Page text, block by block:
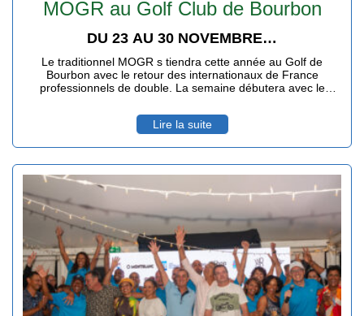
MOGR au Golf Club de Bourbon
DU 23 AU 30 NOVEMBRE…
Le traditionnel MOGR s tiendra cette année au Golf de
Bourbon avec le retour des internationaux de France
professionnels de double. La semaine débutera avec le
Bourbon. Les traditionnels pro-am ( compétition associant
professionnels et amateurs ) sur les trois parcours de l’île se
la Saline les Bains, au Ness.
Lire la suite